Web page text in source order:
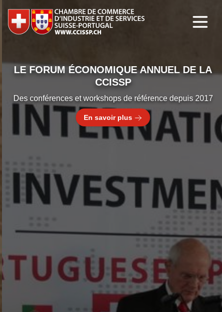
LE FORUM ÉCONOMIQUE ANNUEL DE LA
CCISSP
Des conférences et workshops de référence depuis 2017
En savoir plus